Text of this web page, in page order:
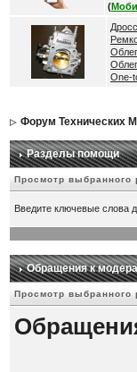
(
One-
Форум Технических
Разделы помощи
Просмотр выбранного
Введите ключевые слова
Обращения к
Просмотр выбранного